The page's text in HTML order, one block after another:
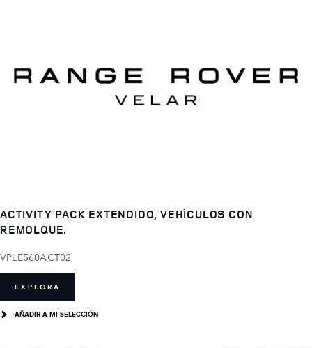
ACTIVITY PACK EXTENDIDO, VEHÍCULOS CON
REMOLQUE.
VPLE560ACT02
EXPLORA
AÑADIR A MI SELECCIÓN